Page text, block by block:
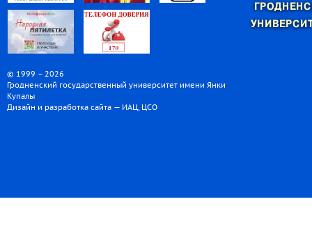
© 1999 – 2026
Гродненский государственный университет имени Янки
Купалы
Дизайн и разработка сайта — ИАЦ, ЦСО